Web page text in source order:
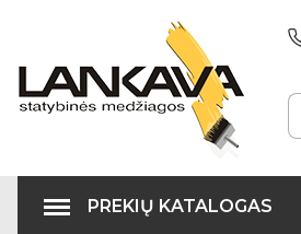
PREKIŲ KATALOGAS